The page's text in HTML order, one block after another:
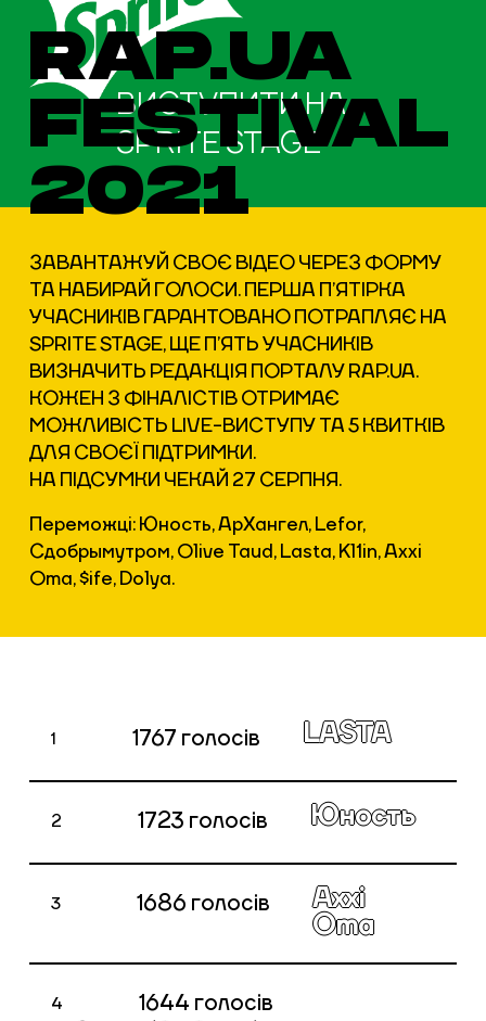
RAP.UA
FESTIVAL
2021
ВИСТУПИТИ НА
SPRITE STAGE
ЗАВАНТАЖУЙ СВОЄ ВІДЕО ЧЕРЕЗ ФОРМУ
ТА НАБИРАЙ ГОЛОСИ. ПЕРША П’ЯТІРКА
УЧАСНИКІВ ГАРАНТОВАНО ПОТРАПЛЯЄ НА
SPRITE STAGE, ЩЕ П’ЯТЬ УЧАСНИКІВ
ВИЗНАЧИТЬ РЕДАКЦІЯ ПОРТАЛУ RAP.UA.
КОЖЕН З ФІНАЛІСТІВ ОТРИМАЄ
МОЖЛИВІСТЬ LIVE-ВИСТУПУ ТА 5 КВИТКІВ
ДЛЯ СВОЄЇ ПІДТРИМКИ.
НА ПІДСУМКИ ЧЕКАЙ 27 СЕРПНЯ.
Переможці: Юность, АрХангел, Lefor,
Сдобрымутром, Olive Taud, Lasta, Kl1in, Axxi
Oma, $ife, Dolya.
1 1767 голосів LASTA
2 1723 голосів Юность
3 1686 голосів
Axxi
Oma
4 1644 голосів